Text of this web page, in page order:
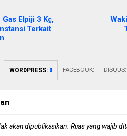
Elpiji 3 Kg,
Terkait
WORDPRESS: 0 FACEBOOK: DISQUS:
akan dipublikasikan. Ruas yang wajib